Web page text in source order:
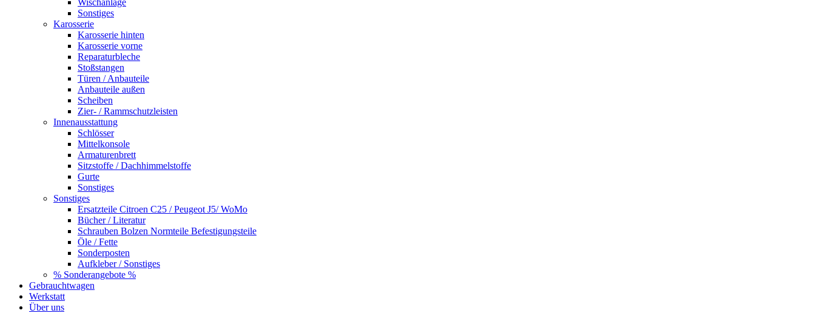
Sonstiges
Karosserie
Karosserie hinten
Karosserie vorne
Reparaturbleche
Stoßstangen
Türen / Anbauteile
Anbauteile außen
Scheiben
Zier- / Rammschutzleisten
Innenausstattung
Schlösser
Mittelkonsole
Armaturenbrett
Sitzstoffe / Dachhimmelstoffe
Gurte
Sonstiges
Sonstiges
Ersatzteile Citroen C25 / Peugeot J5/ WoMo
Bücher / Literatur
Schrauben Bolzen Normteile Befestigungsteile
Öle / Fette
Sonderposten
Aufkleber / Sonstiges
% Sonderangebote %
Gebrauchtwagen
Werkstatt
Über uns